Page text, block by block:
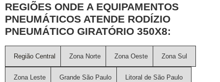
REGIÕES ONDE A EQUIPAMENTOS
PNEUMÁTICOS ATENDE RODÍZIO
PNEUMÁTICO GIRATÓRIO 350X8:
Região Central Zona Norte Zona Oeste Zona Sul
Zona Leste Grande São Paulo Litoral de São Paulo